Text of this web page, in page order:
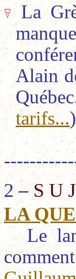
La
Alain
tarifs...)
2 – S U
LA
Le